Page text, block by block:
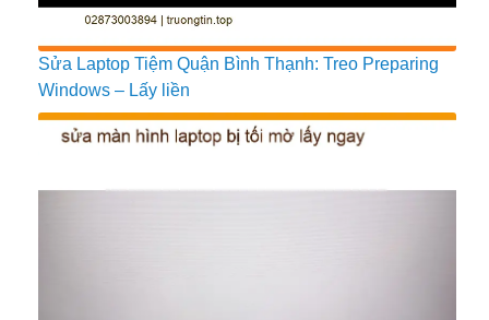
Sửa Laptop Tiệm Quận Bình Thạnh: Treo Preparing
Windows – Lấy liền